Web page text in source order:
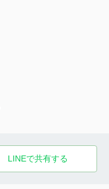
LINEで共有する